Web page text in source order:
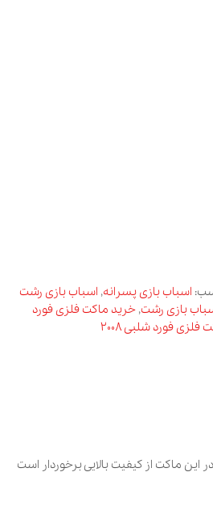
پسرانه اسباب بازی رشت
, خرید ماکت فلزی فورد
2008
بالایی برخوردار است